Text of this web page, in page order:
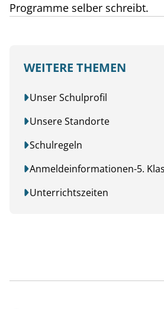
Programme selber schreibt.
WEITERE THEMEN
Unser Schulprofil
Unsere Standorte
Schulregeln
Anmeldeinformationen-5.
Unterrichtszeiten